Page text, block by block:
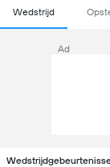
Wedstrijd
Ad